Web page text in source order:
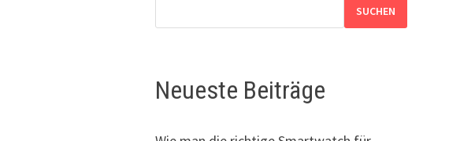
SUCHEN
Neueste Beiträge